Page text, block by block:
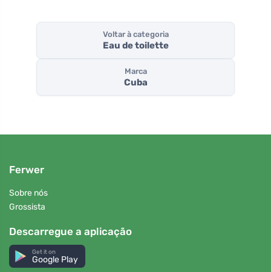
Voltar à categoria
Eau de toilette
Marca
Cuba
Ferwer
Sobre nós
Grossista
Descarregue a aplicação
Get it on
Google Play